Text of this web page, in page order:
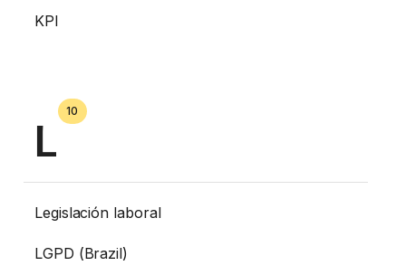
KPI
L
10
Legislación laboral
LGPD (Brazil)